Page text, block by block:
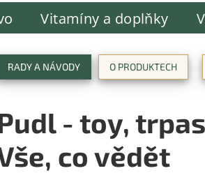
Vitamíny a doplňky
RADY A NÁVODY O PRODUKTECH
- toy,
co vědět